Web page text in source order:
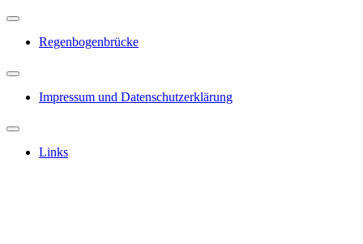
Regenbogenbrücke
Impressum und Datenschutzerklärung
Links